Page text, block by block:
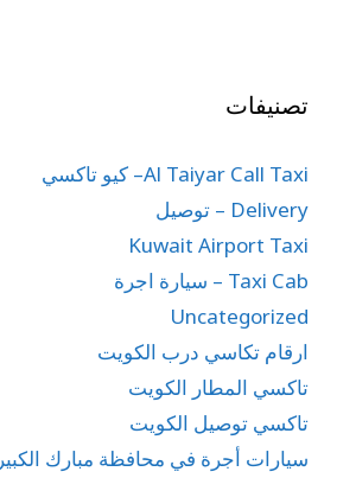
تصنيفات
Al Taiyar Call Taxi– كيو تاكسي
Delivery – توصيل
Kuwait Airport Taxi
Taxi Cab – سيارة اجرة
Uncategorized
ارقام تكاسي درب الكويت
تاكسي المطار الكويت
تاكسي توصيل الكويت
سيارات أجرة في محافظة مبارك الكبير